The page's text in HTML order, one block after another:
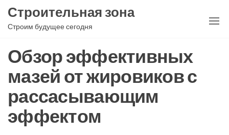
Перейти
Строительная зона
Строим будущее сегодня
Обзор эффективных
мазей от жировиков с
рассасывающим
эффектом